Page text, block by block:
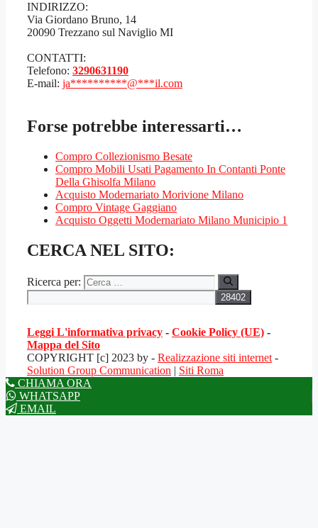
INDIRIZZO:
Via Giordano Bruno, 14
20090 Trezzano sul Naviglio MI
CONTATTI:
Telefono: 3290631190
E-mail: ja**********@***il.com
Forse potrebbe interessarti…
Compro Collezionismo Besate
Compro Mobili Usati Pagamento In Contanti Ponte
Della Ghisolfa Milano
Acquisto Modernariato Morivione Milano
Compro Vintage Gaggiano
Acquisto Oggetti Modernariato Milano Municipio 1
CERCA NEL SITO:
Ricerca per:
Leggi L'informativa privacy - Cookie Policy (UE) -
Mappa del Sito
COPYRIGHT [c] 2023 by - Realizzazione siti internet -
Solution Group Communication | Siti Roma
CHIAMA ORA
WHATSAPP
EMAIL